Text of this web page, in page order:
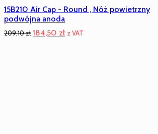
15B210 Air Cap - Round , Nóż powietrzny
podwójna anoda
209,10zł Pierwotna
184,50 złAktualna
z VAT